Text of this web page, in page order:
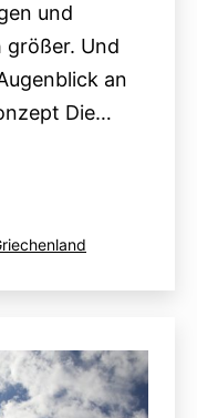
und
Und
an
Die…